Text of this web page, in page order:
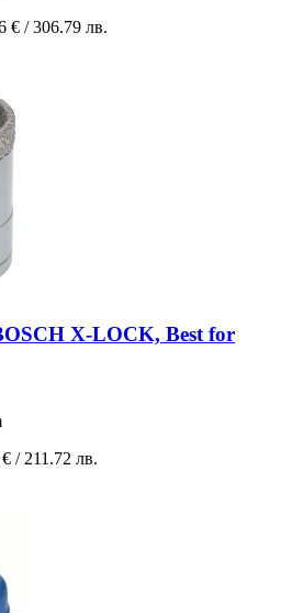
€ / 306.79 лв.
X-LOCK, Best for
/ 211.72 лв.